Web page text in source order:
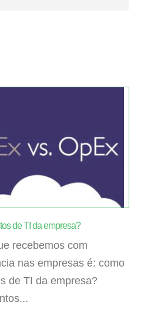
de TI da empresa?
recebemos com
nas empresas é: como
de TI da empresa?